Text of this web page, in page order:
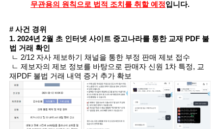
무관용의 원칙으로 법적 조치를 취할 예정입니다.
# 사건 경위
1. 2024년 2월 초 인터넷 사이트 중고나라를 통한 교재 PDF 불
법 거래 확인
ㄴ 2/12 자사 제보하기 채널을 통한 부정 판매 제보 접수
ㄴ 제보자의 제보 정보를 바탕으로 판매자 신원 1차 특정, 교
재PDF 불법 거래 내역 증거 추가 확보